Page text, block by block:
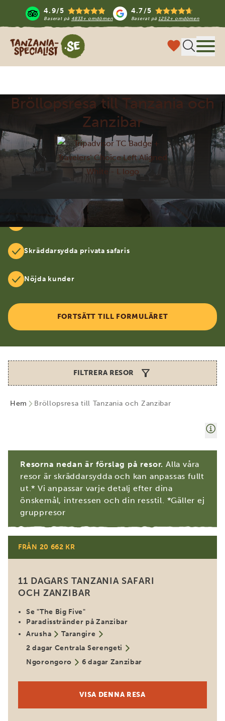
4.9/5
Baserat på 4833+ omdömen
4.7/5
Baserat på1252+ omdömen
Tanzania Specialist
Bröllopsresa till Tanzania och
Zanzibar
100% specialiserade på Tanzania
Skräddarsydda privata safaris
Nöjda kunder
FORTSÄTT TILL FORMULÄRET
FILTRERA RESOR
Hem Bröllopsresa till Tanzania och Zanzibar
Resorna nedan är förslag på resor. Alla våra
resor är skräddarsydda och kan anpassas fullt
ut.* Vi anpassar varje detalj efter dina
önskemål, intressen och din resstil. *Gäller ej
gruppresor
FRÅN 20 662 KR
11 DAGARS TANZANIA SAFARI
OCH ZANZIBAR
Se "The Big Five"
Paradisstränder på Zanzibar
Arusha
Tarangire
2 dagar Centrala Serengeti
Ngorongoro
6 dagar Zanzibar
VISA DENNA RESA